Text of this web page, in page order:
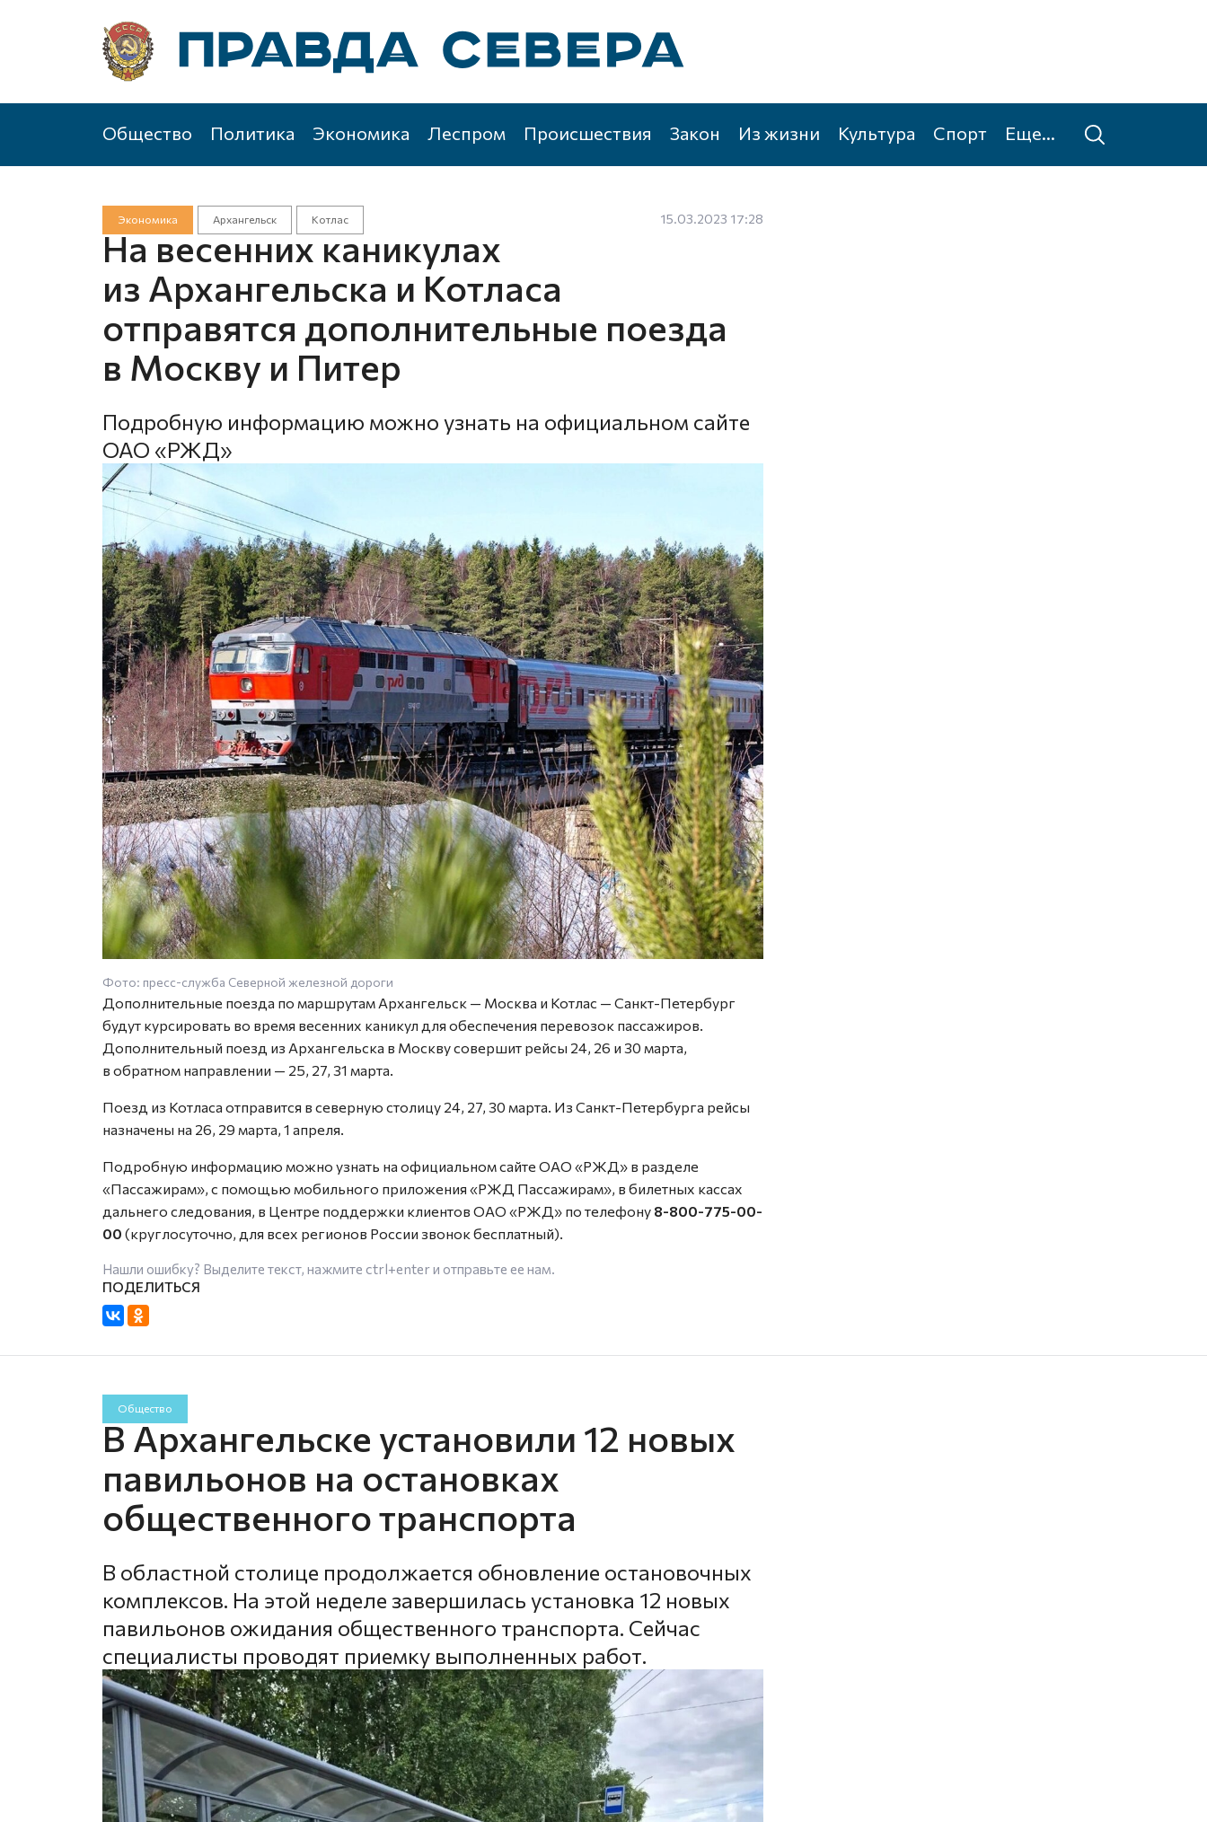
Общество Политика Экономика Леспром Происшествия Закон Из жизни Культура Спорт Еще...
Экономика Архангельск Котлас 15.03.2023 17:28
На весенних каникулах
из Архангельска и Котласа
отправятся дополнительные поезда
в Москву и Питер
Подробную информацию можно узнать на официальном сайте
ОАО «РЖД»
Фото: пресс-служба Северной железной дороги
Дополнительные поезда по маршрутам Архангельск — Москва и Котлас — Санкт-Петербург
будут курсировать во время весенних каникул для обеспечения перевозок пассажиров.
Дополнительный поезд из Архангельска в Москву совершит рейсы 24, 26 и 30 марта,
в обратном направлении — 25, 27, 31 марта.
Поезд из Котласа отправится в северную столицу 24, 27, 30 марта. Из Санкт-Петербурга рейсы
назначены на 26, 29 марта, 1 апреля.
Подробную информацию можно узнать на официальном сайте ОАО «РЖД» в разделе
«Пассажирам», с помощью мобильного приложения «РЖД Пассажирам», в билетных кассах
дальнего следования, в Центре поддержки клиентов ОАО «РЖД» по телефону 8-800-775-00-
00 (круглосуточно, для всех регионов России звонок бесплатный).
Нашли ошибку? Выделите текст, нажмите ctrl+enterи отправьте ее нам.
Общество
В Архангельске установили 12 новых
павильонов на остановках
общественного транспорта
В областной столице продолжается обновление остановочных
комплексов. На этой неделе завершилась установка 12 новых
павильонов ожидания общественного транспорта. Сейчас
специалисты проводят приемку выполненных работ.